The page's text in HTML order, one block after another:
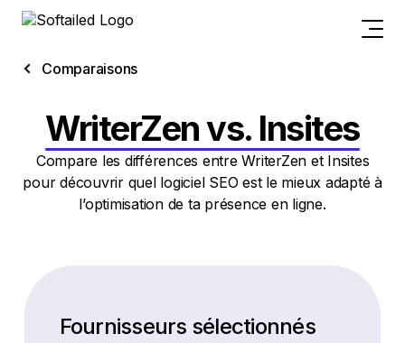
Comparaisons
WriterZen vs. Insites
Compare les différences entre WriterZen et Insites
pour découvrir quel logiciel SEO est le mieux adapté à
l’optimisation de ta présence en ligne.
Fournisseurs sélectionnés